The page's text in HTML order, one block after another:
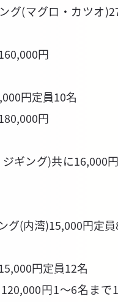
グ(マグロ・カツオ
円
円定員10名
円
ギング)共に16,000
グ(内湾)15,000円定員
円定員12名
円1〜6名まで